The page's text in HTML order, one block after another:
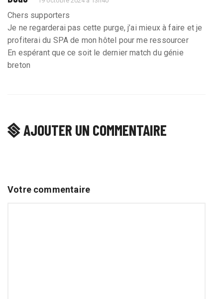
Chers supporters
Je ne regarderai pas cette purge, j’ai mieux à faire et je
profiterai du SPA de mon hôtel pour me ressourcer
En espérant que ce soit le dernier match du génie
breton
AJOUTER UN COMMENTAIRE
Votre commentaire